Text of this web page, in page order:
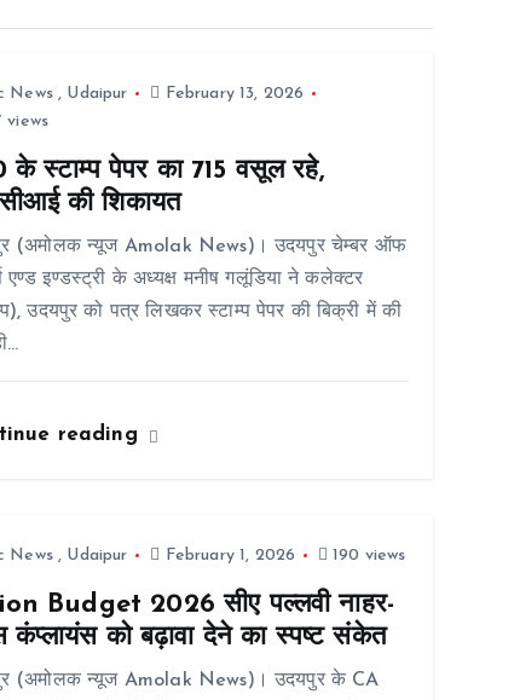
News, Udaipur
February 13, 2026
views
के स्टाम्प पेपर का 715 वसूल रहे,
की शिकायत
(अमोलक न्यूज Amolak News)। उदयपुर चेम्बर ऑफ
एण्ड इण्डस्ट्री के अध्यक्ष मनीष गलूंडिया ने कलेक्टर
उदयपुर को पत्र लिखकर स्टाम्प पेपर की बिक्री में की
reading
News, Udaipur February 1, 2026 190 views
Budget 2026 सीए पल्लवी नाहर-
कंप्लायंस को बढ़ावा देने का स्पष्ट संकेत
(अमोलक न्यूज Amolak News)। उदयपुर के CA